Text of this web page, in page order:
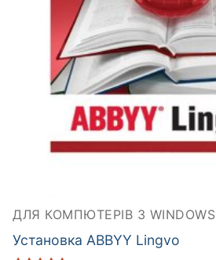
ДЛЯ КОМПЮТЕРІВ З WINDOWS
Установка ABBYY Lingvo